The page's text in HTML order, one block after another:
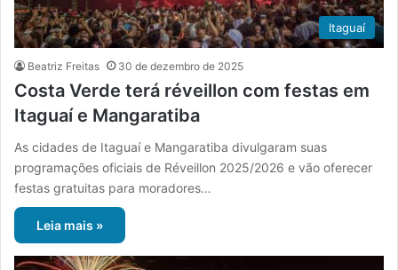
Itaguaí
Beatriz Freitas 30 de dezembro de 2025
Costa Verde terá réveillon com festas em
Itaguaí e Mangaratiba
As cidades de Itaguaí e Mangaratiba divulgaram suas
programações oficiais de Réveillon 2025/2026 e vão oferecer
festas gratuitas para moradores…
Leia mais »